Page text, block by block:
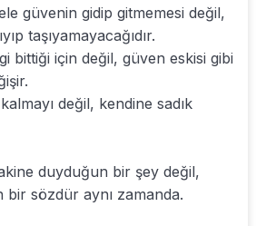
güvenin gidip gitmemesi değil,
taşıyamayacağıdır.
bittiği için değil, güven eskisi gibi
değil, kendine sadık
duyduğun bir şey değil,
bir sözdür aynı zamanda.